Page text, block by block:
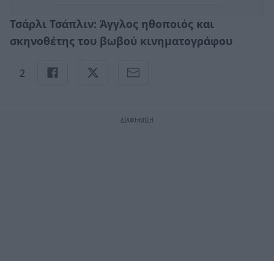
Τσάρλι Τσάπλιν: Άγγλος ηθοποιός και
σκηνοθέτης του βωβού κινηματογράφου
2